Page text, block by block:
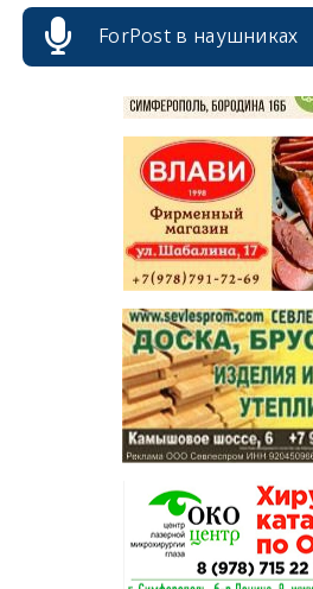
ForPost в наушниках